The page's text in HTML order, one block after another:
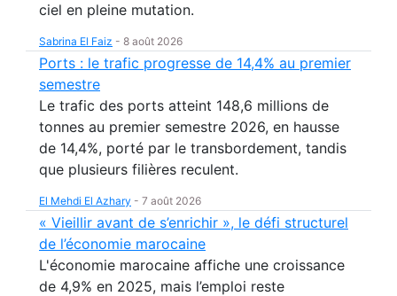
ciel en pleine mutation.
Sabrina El Faiz - 8 août 2026
Ports : le trafic progresse de 14,4% au premier
semestre
Le trafic des ports atteint 148,6 millions de
tonnes au premier semestre 2026, en hausse
de 14,4%, porté par le transbordement, tandis
que plusieurs filières reculent.
El Mehdi El Azhary - 7 août 2026
« Vieillir avant de s’enrichir », le défi structurel
de l’économie marocaine
L'économie marocaine affiche une croissance
de 4,9% en 2025, mais l’emploi reste